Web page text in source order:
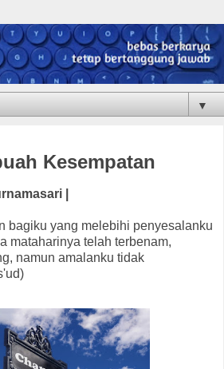
▼
Kesempatan
|
bagiku yang melebihi penyesalanku
mataharinya telah terbenam,
namun amalanku tidak